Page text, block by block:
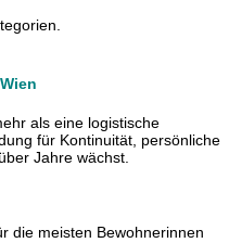
als eine logistische
für Kontinuität, persönliche
Jahre wächst.
die meisten Bewohnerinnen